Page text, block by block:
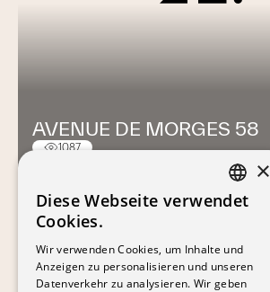
AVENUE DE MORGES 58
1087
FRENCH
×
Diese Webseite verwendet
Cookies.
Wir verwenden Cookies, um Inhalte und
Anzeigen zu personalisieren und unseren
Datenverkehr zu analysieren. Wir geben